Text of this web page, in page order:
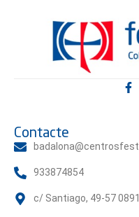
Contacte
933874854
c/ Santiago, 49-57